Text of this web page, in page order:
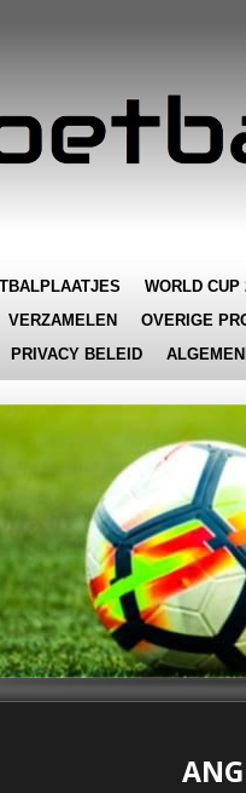
WORLD CUP
VERZAMELEN OVERIGE
PRIVACY BELEID